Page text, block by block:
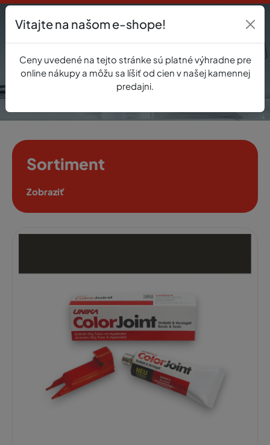
0
Sortiment
Zobraziť
Vitajte na našom e-shope!
Ceny uvedené na tejto stránke sú platné výhradne pre
online nákupy a môžu sa líšiť od cien v našej kamennej
predajni.